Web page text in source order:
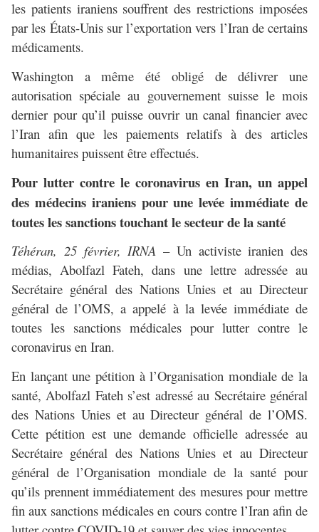
les patients iraniens souffrent des restrictions imposées
par les États-Unis sur l’exportation vers l’Iran de certains
médicaments.
Washington a même été obligé de délivrer une
autorisation spéciale au gouvernement suisse le mois
dernier pour qu’il puisse ouvrir un canal financier avec
l’Iran afin que les paiements relatifs à des articles
humanitaires puissent être effectués.
Pour lutter contre le coronavirus en Iran, un appel
des médecins iraniens pour une levée immédiate de
toutes les sanctions touchant le secteur de la santé
Téhéran, 25 février, IRNA – Un activiste iranien des
médias, Abolfazl Fateh, dans une lettre adressée au
Secrétaire général des Nations Unies et au Directeur
général de l’OMS, a appelé à la levée immédiate de
toutes les sanctions médicales pour lutter contre le
coronavirus en Iran.
En lançant une pétition à l’Organisation mondiale de la
santé, Abolfazl Fateh s’est adressé au Secrétaire général
des Nations Unies et au Directeur général de l’OMS.
Cette pétition est une demande officielle adressée au
Secrétaire général des Nations Unies et au Directeur
général de l’Organisation mondiale de la santé pour
qu’ils prennent immédiatement des mesures pour mettre
fin aux sanctions médicales en cours contre l’Iran afin de